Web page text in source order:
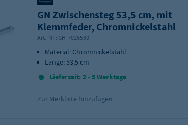
GN Zwischensteg 53,5 cm, mit
Klemmfeder, Chromnickelstahl
Art.-Nr.: GH-7026530
Material: Chromnickelstahl
Länge: 53,5 cm
Lieferzeit: 2 - 5 Werktage
Zur Merkliste hinzufügen